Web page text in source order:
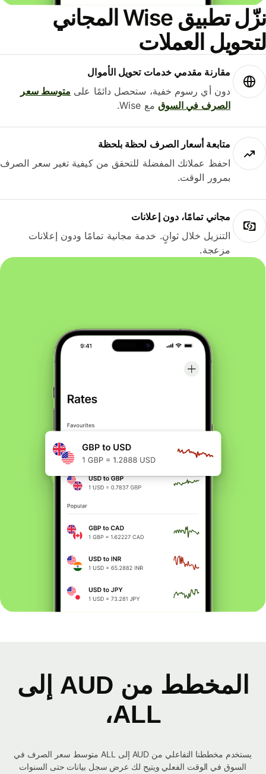
نزّل تطبيق Wise المجاني
العملات
مقارنة مقدمي خدمات تحويل الأموال
دون أي رسوم خفية، ستحصل دائمًا علىمتوسط ​​سعر
الصرف في السوقمع Wise.
متابعة أسعار الصرف لحظة بلحظة
احفظ عملاتك المفضلة للتحقق من كيفية تغير سعر الصرف
بمرور الوقت.
مجاني تمامًا، دون إعلانات
التنزيل خلال ثوانٍ. خدمة مجانية تمامًا ودون إعلانات
مزعجة.
المخطط من AUD إلى
ALL،
يستخدم مخططنا التفاعلي من AUD إلى ALL متوسط ​​سعر الصرف في
السوق في الوقت الفعلي ويتيح لك عرض سجل بيانات حتى السنوات